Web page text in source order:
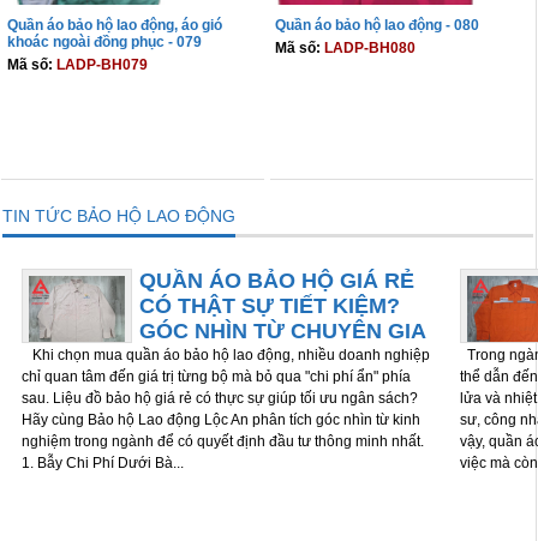
Quần áo bảo hộ lao động, áo gió
khoác ngoài đồng phục - 079
Mã số: LADP-BH079
Quần áo bảo hộ lao động - 080
Mã số: LADP-BH080
TIN TỨC BẢO HỘ LAO ĐỘNG
QUẦN ÁO BẢO HỘ GIÁ RẺ
CÓ THẬT SỰ TIẾT KIỆM?
GÓC NHÌN TỪ CHUYÊN GIA
Khi chọn mua quần áo bảo hộ lao động, nhiều doanh nghiệp
chỉ quan tâm đến giá trị từng bộ mà bỏ qua "chi phí ẩn" phía
sau. Liệu đồ bảo hộ giá rẻ có thực sự giúp tối ưu ngân sách?
Hãy cùng Bảo hộ Lao động Lộc An phân tích góc nhìn từ kinh
nghiệm trong ngành để có quyết định đầu tư thông minh nhất.
1. Bẫy Chi Phí Dưới Bà...
Trong
thể dẫn
lửa và
sư, công
vậy, quần
việc mà